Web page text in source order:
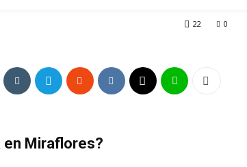
0
22
en Miraflores?